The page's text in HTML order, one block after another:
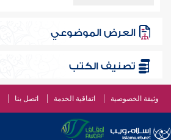
العرض الموضوعي
تصنيف الكتب
وثيقة الخصوصية اتفاقية الخدمة اتصل بنا